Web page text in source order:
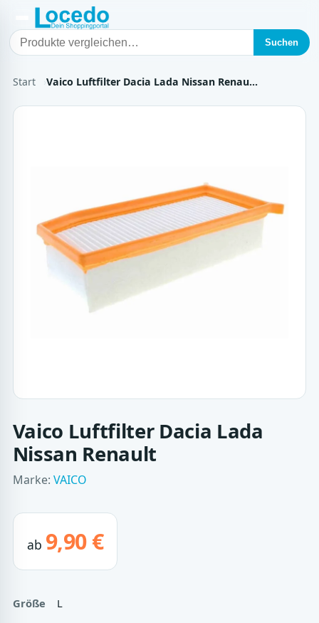
Suchen
Start Vaico Luftfilter Dacia Lada Nissan Renau…
Vaico Luftfilter Dacia Lada
Nissan Renault
Marke: VAICO
ab 9,90 €
Größe L